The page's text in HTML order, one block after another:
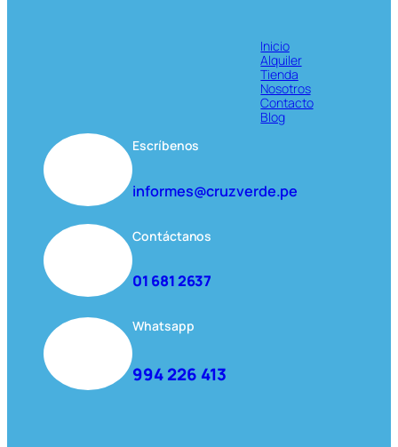
Inicio
Alquiler
Tienda
Nosotros
Contacto
Blog
Escríbenos
informes@cruzverde.pe
Contáctanos
01 681 2637
Whatsapp
994 226 413